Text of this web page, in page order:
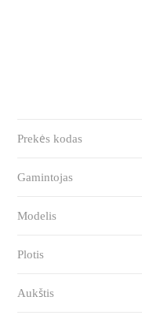
Prekės kodas
Gamintojas
Modelis
Plotis
Aukštis